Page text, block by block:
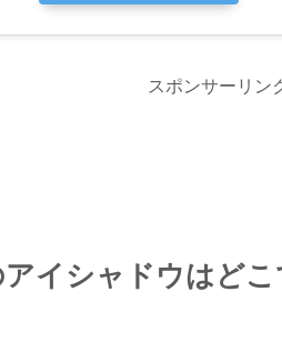
スポンサーリン
イシャドウはど